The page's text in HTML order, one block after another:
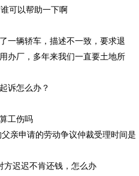
可以帮助一下啊
一辆轿车，描述不一致，要求退
办厂，多年来我们一直要土地所
诉怎么办？
工伤吗
亲申请的劳动争议仲裁受理时间是
方迟迟不肯还钱，怎么办